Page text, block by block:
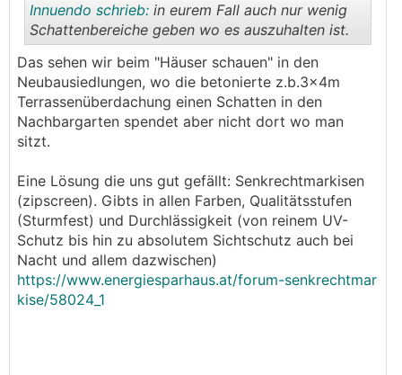
..
Innuendo schrieb: in eurem Fall auch nur wenig
Schattenbereiche geben wo es auszuhalten ist.
Das sehen wir beim "Häuser schauen" in den
Neubausiedlungen, wo die betonierte z.b.3x4m
Terrassenüberdachung einen Schatten in den
Nachbargarten spendet aber nicht dort wo man
sitzt.
Eine Lösung die uns gut gefällt: Senkrechtmarkisen
(zipscreen). Gibts in allen Farben, Qualitätsstufen
(Sturmfest) und Durchlässigkeit (von reinem UV-
Schutz bis hin zu absolutem Sichtschutz auch bei
Nacht und allem dazwischen)
https://www.energiesparhaus.at/forum-senkrechtmar
kise/58024_1